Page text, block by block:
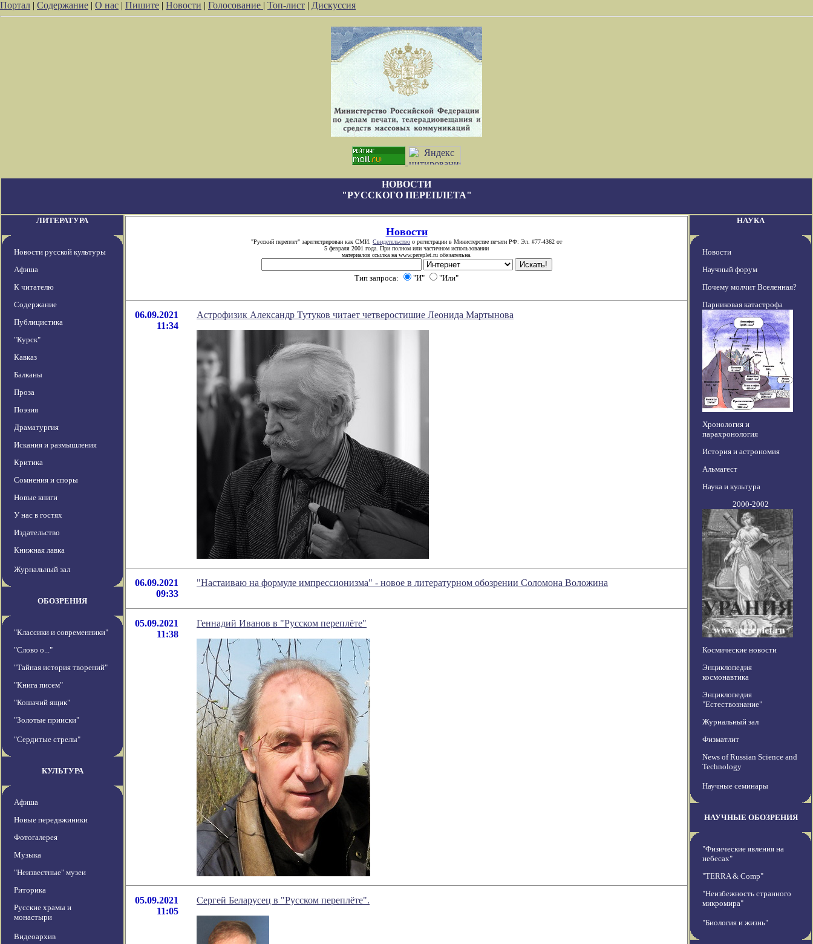
Портал | Содержание | О нас | Пишите | Новости | Голосование | Топ-лист | Дискуссия
НОВОСТИ
"РУССКОГО ПЕРЕПЛЕТА"
ЛИТЕРАТУРА
Новости русской культуры
Афиша
К читателю
Содержание
Публицистика
"Курск"
Кавказ
Балканы
Проза
Поэзия
Драматургия
Искания и размышления
Критика
Сомнения и споры
Новые книги
У нас в гостях
Издательство
Книжная лавка
Журнальный зал
ОБОЗРЕНИЯ
"Классики и современники"
"Слово о..."
"Тайная история творений"
"Книга писем"
"Кошачий ящик"
"Золотые прииски"
"Сердитые стрелы"
КУЛЬТУРА
Афиша
Новые передвжиники
Фотогалерея
Музыка
"Неизвестные" музеи
Риторика
Русские храмы и
монастыри
Видеоархив
Новости
"Русский переплет" зарегистрирован как СМИ. Свидетельство о регистрации в Министерстве печати РФ: Эл. #77-4362 от
5 февраля 2001 года. При полном или частичном использовании
материалов ссылка на www.pereplet.ru обязательна.
Тип запроса: "И" "Или"
06.09.2021
11:34
Астрофизик Александр Тутуков читает четверостишие Леонида Мартынова
06.09.2021
09:33
"Настаиваю на формуле импрессионизма" - новое в литературном обозрении Соломона Воложина
05.09.2021
11:38
Геннадий Иванов в "Русском переплёте"
05.09.2021
11:05
Сергей Беларусец в "Русском переплёте".
НАУКА
Новости
Научный форум
Почему молчит Вселенная?
Парниковая катастрофа
Хронология и
парахронология
История и астрономия
Альмагест
Наука и культура
2000-2002
Космические новости
Энциклопедия
космонавтика
Энциклопедия
"Естествознание"
Журнальный зал
Физматлит
News of Russian Science and
Technology
Научные семинары
НАУЧНЫЕ ОБОЗРЕНИЯ
"Физические явления на
небесах"
"TERRA & Comp"
"Неизбежность странного
микромира"
"Биология и жизнь"